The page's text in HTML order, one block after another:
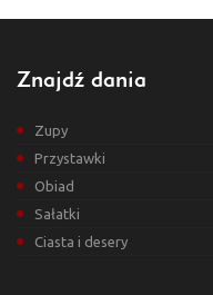
Znajdź dania
Zupy
Przystawki
Obiad
Sałatki
Ciasta i desery